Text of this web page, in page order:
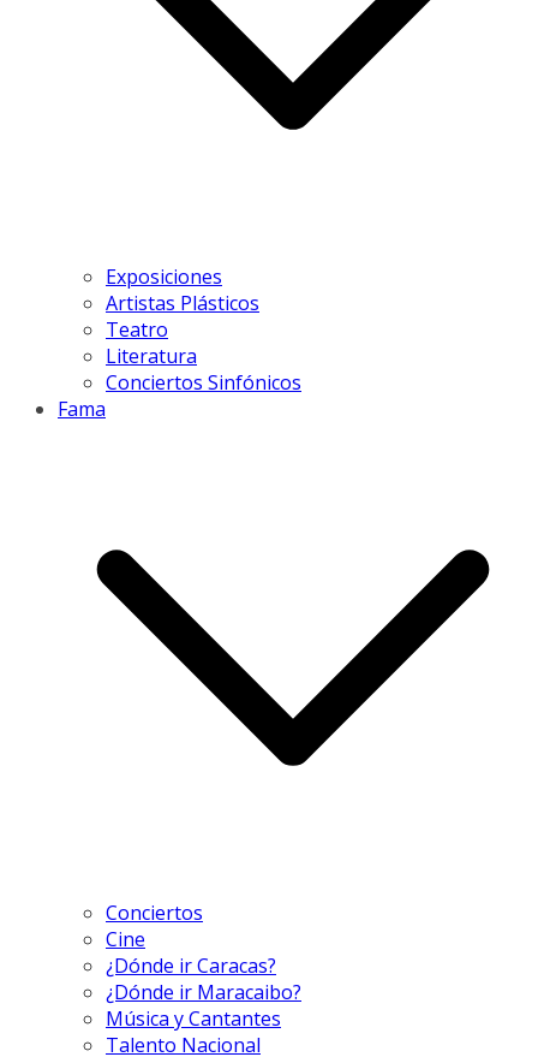
Exposiciones
Artistas Plásticos
Teatro
Literatura
Conciertos Sinfónicos
Fama
Conciertos
Cine
¿Dónde ir Caracas?
¿Dónde ir Maracaibo?
Música y Cantantes
Talento Nacional